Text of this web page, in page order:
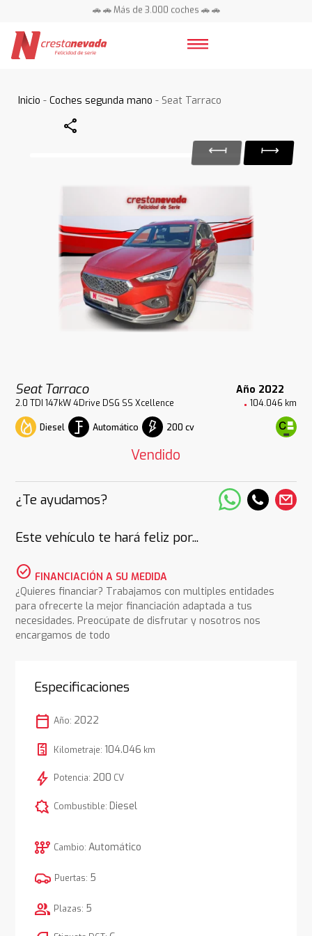
🚗 🚗 Más de 3.000 coches 🚗 🚗
Inicio -Coches segunda mano - Seat Tarraco
Share
Seat Tarraco Año 2022
2.0 TDI 147kW 4Drive DSG SS Xcellence 104.046 km
Diesel Automático 200 cv
Vendido
¿Te ayudamos?
Este vehículo te hará feliz por...
check_circle FINANCIACIÓN A SU MEDIDA
¿Quieres financiar? Trabajamos con multiples entidades
para ofrecerte la mejor financiación adaptada a tus
necesidades. Preocúpate de disfrutar y nosotros nos
encargamos de todo
Especificaciones
calendar_today Año: 2022
Kilometraje: 104.046 km
bolt Potencia: 200 CV
comic_bubble Combustible: Diesel
auto_transmission Cambio: Automático
Puertas: 5
group Plazas: 5